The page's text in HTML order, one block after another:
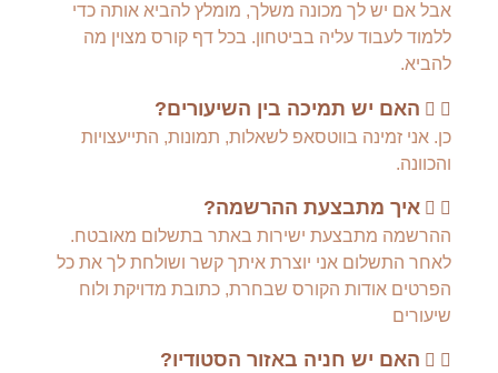
אבל אם יש לך מכונה משלך, מומלץ להביא אותה כדי
ללמוד לעבוד עליה בביטחון. בכל דף קורס מצוין מה
להביא.
האם יש תמיכה בין השיעורים?
כן. אני זמינה בווטסאפ לשאלות, תמונות, התייעצויות
והכוונה.
איך מתבצעת ההרשמה?
ההרשמה מתבצעת ישירות באתר בתשלום מאובטח.
לאחר התשלום אני יוצרת איתך קשר ושולחת לך את כל
הפרטים אודות הקורס שבחרת, כתובת מדויקת ולוח
שיעורים
האם יש חניה באזור הסטודיו?